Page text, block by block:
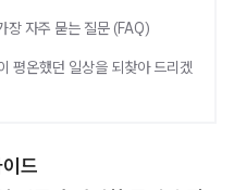
장 자주 묻는 질문 (FAQ)
평온했던 일상을 되찾아 드리겠
드